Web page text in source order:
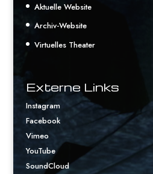
Aktuelle Website
Archiv-Website
Virtuelles Theater
Externe Links
Instagram
Facebook
Vimeo
YouTube
SoundCloud